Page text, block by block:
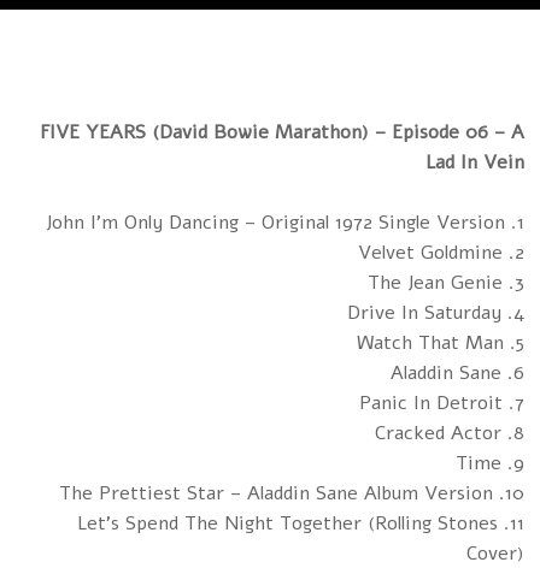
FIVE YEARS (David Bowie Marathon) – Episode 06 – A
Lad In Vein
1. John I'm Only Dancing – Original 1972 Single Version
2. Velvet Goldmine
3. The Jean Genie
4. Drive In Saturday
5. Watch That Man
6. Aladdin Sane
7. Panic In Detroit
8. Cracked Actor
9. Time
10. The Prettiest Star – Aladdin Sane Album Version
11. Let's Spend The Night Together (Rolling Stones
Cover)